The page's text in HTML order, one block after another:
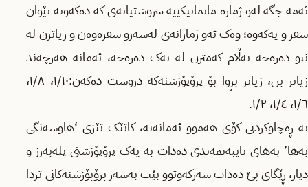
ئەمە جگە لەو ژمارە ماتماتیکیيە سروشتیانەی کە دەکەونە نێوان
سفر و یەکەوە؛ وەک ئەو ژمارانەی لەسەرو سفرەوەن و زیاترن لە
نیو دەرەجە بەڵام کەمترن لە یەک دەرەجە، ئەمانە هەرچەند
زیاتر بن، زیاتر بڕوا بۆ پرۆپۆزشنەکە دروست دەکەن:١/١٠، ١/٨،
١/٦، ١/٤، ١/٢.
بە ڕەچاوکردنی کۆی هەموو ئەمانەیە، کاتێک تێزی ‘هاوسەنگی
بەها’ بەهای تایبەتمەندی دەدات بە یەک پرۆپۆزشنی پلەبەرز و
دیار، ڕێگای پێ دەدات سەرکەوتوو بێت بەسەر پرۆپۆزشنەکانی تردا